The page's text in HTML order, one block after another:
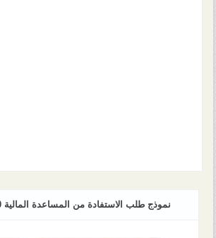
نموذج طلب الاستفادة من المساعدة المالية 1250 شيكل